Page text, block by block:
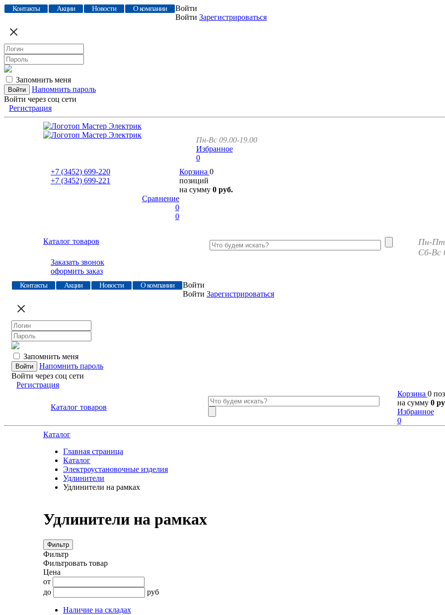
Контакты Акции Новости О компании
Войти
Войти Зарегистрироваться
Запомнить меня
Напомнить пароль
Войти через соц сети
Регистрация
Пн-Вс 09.00-19.00
Избранное
0
+7 (3452) 699-220
+7 (3452) 699-221
Корзина 0
позиций
на сумму 0 руб.
Сравнение
0
0
Каталог товаров
Пн-Пт
Сб-Вс
Заказать звонок
оформить заказ
Контакты Акции Новости О компании
Войти
Войти Зарегистрироваться
Запомнить меня
Напомнить пароль
Войти через соц сети
Регистрация
Каталог товаров
Корзина 0
на сумму 0
Избранное
0
Каталог
Главная страница
Каталог
Электроустановочные изделия
Удлинители
Удлинители на рамках
Удлинители на рамках
Фильтр
Фильтр
Фильтровать товар
Цена
от
до
руб
Наличие на складах